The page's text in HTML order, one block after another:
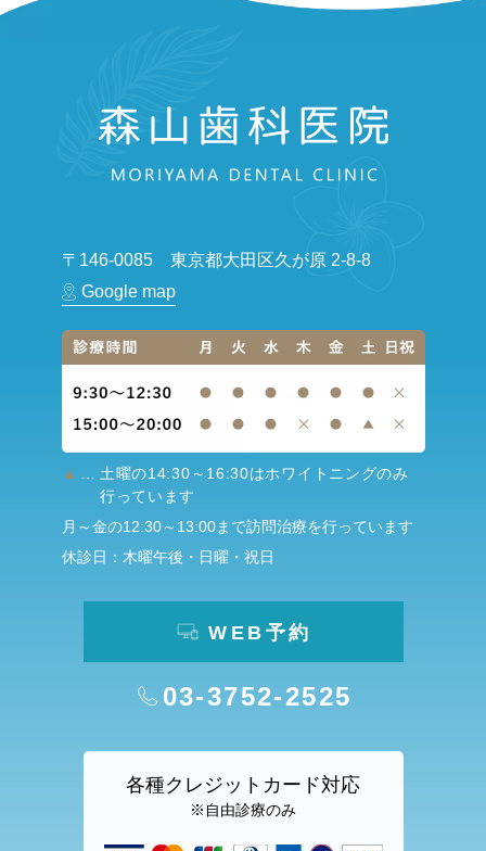
〒146-0085 東京都大田区久が原 2-8-8
Google map
▲
土曜の14:30～16:30はホワイトニングのみ
行っています
月～金の12:30～13:00まで訪問治療を行っています
休診日：木曜午後・日曜・祝日
WEB予約
03-3752-2525
各種クレジットカード対応
※自由診療のみ